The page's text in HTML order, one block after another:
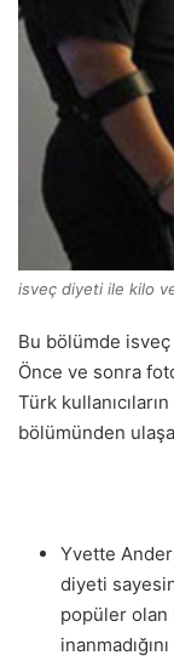
isveç diyeti ile kilo
Bu bölümde
Önce ve sonra
Türk
bölümünden
Yvette
diyeti
popüler